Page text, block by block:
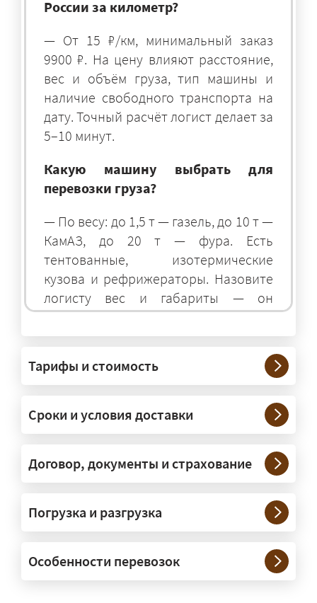
России за километр?
— От 15 ₽/км, минимальный заказ
9900 ₽. На цену влияют расстояние,
вес и объём груза, тип машины и
наличие свободного транспорта на
дату. Точный расчёт логист делает за
5–10 минут.
Какую машину выбрать для
перевозки груза?
— По весу: до 1,5 т — газель, до 10 т —
КамАЗ, до 20 т — фура. Есть
тентованные, изотермические
кузова и рефрижераторы. Назовите
логисту вес и габариты — он
подберёт оптимальный транспорт.
— Штатно — от 100 кг до 20 тонн.
Мелкие партии едут догрузом,
крупные — отдельной машиной.
Тяжеловесы 30–90 т организуем
через проверенных партнёров.
России?
межгородних перевозках по всей
России (от 100 км). Груз едет от
Тарифы и стоимость
Сроки и условия доставки
Договор, документы и страхование
Погрузка и разгрузка
Особенности перевозок